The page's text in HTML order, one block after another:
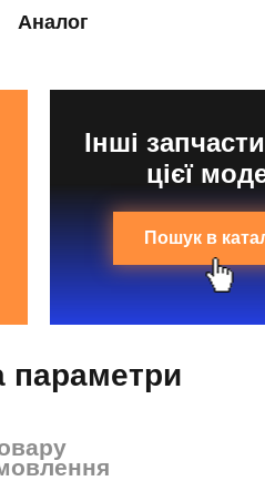
Аналог
Інші
цієї
Пошук в
параметри